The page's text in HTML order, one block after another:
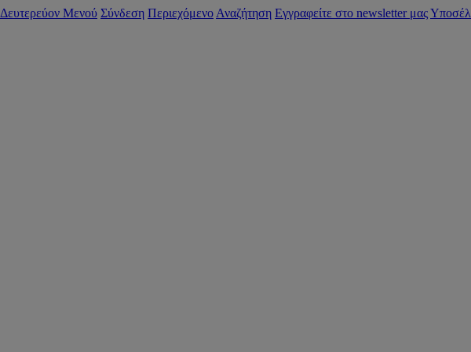
Δευτερεύον Μενού Σύνδεση Περιεχόμενο Αναζήτηση Εγγραφείτε στο newsletter μας